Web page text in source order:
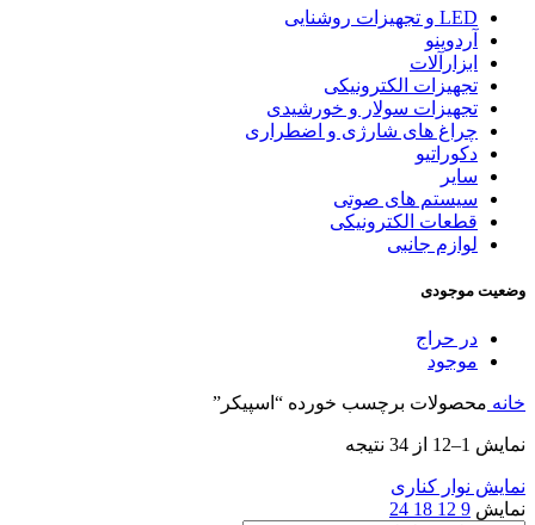
LED و تجهیزات روشنایی
آردوینو
ابزارآلات
تجهیزات الکترونیکی
تجهیزات سولار و خورشیدی
چراغ های شارژی و اضطراری
دکوراتیو
سایر
سیستم های صوتی
قطعات الکترونیکی
لوازم جانبی
وضعیت موجودی
در حراج
موجود
خانه محصولات برچسب خورده “اسپیکر”
نمایش 1–12 از 34 نتیجه
نمایش نوار کناری
نمایش 9
12
18
24